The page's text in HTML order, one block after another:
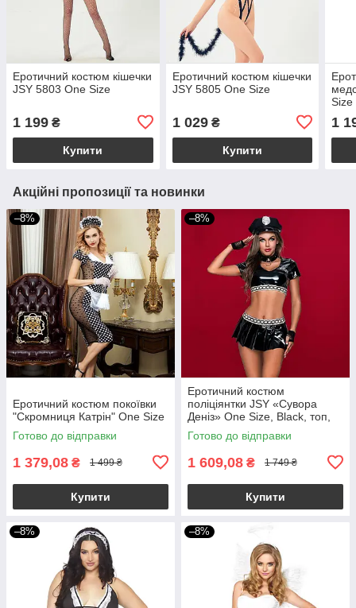
Еротичний костюм кішечки
JSY 5803 One Size
1 199 ₴
Купити
Еротичний костюм кішечки
JSY 5805 One Size
1 029₴
Купити
Size
1
Акційні пропозиції та новинки
–8%
Еротичний костюм покоївки
"Скромниця Катрін" One Size
Готово до відправки
1 379,08 ₴ 1 499 ₴
Купити
–8%
Еротичний костюм
поліціянтки JSY «Сувора
Деніз» One Size, Black, топ,
спідниця, рукавички, кашкет
Готово до відправки
1 609,08 ₴ 1 749 ₴
Купити
–8% –8%